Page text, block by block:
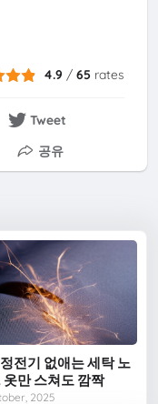
4.9 /65 rates
Tweet
공유
전기 없애는 세탁 노
옷만 스쳐도 깜짝
2025